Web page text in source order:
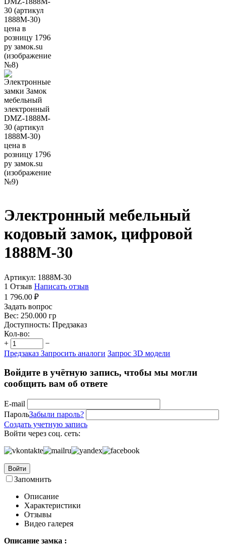
Электронный мебельный
кодовый замок, цифровой
1888M-30
Артикул: 1888M-30
1 Отзыв Написать отзыв
1 796.00 ₽
Задать вопрос
Вес: 250.000 гр
Доступность: Предзаказ
Кол-во:
+
−
Предзаказ Запросить аналоги Запрос 3D модели
Войдите в учётную запись, чтобы мы могли
сообщить вам об ответе
E-mail
ПарольЗабыли пароль?
Создать учетную запись
Войти через соц. сеть:
Войти
Запомнить
Описание
Характеристики
Отзывы
Видео галерея
Описание замка :